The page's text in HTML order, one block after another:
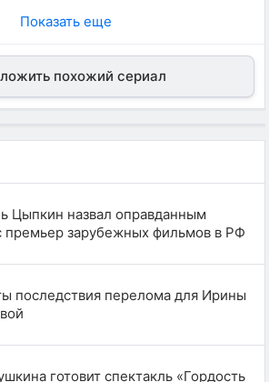
Показать еще
похожий сериал
Цыпкин назвал оправданным
премьер зарубежных фильмов в РФ
последствия перелома для Ирины
готовит спектакль «Гордость